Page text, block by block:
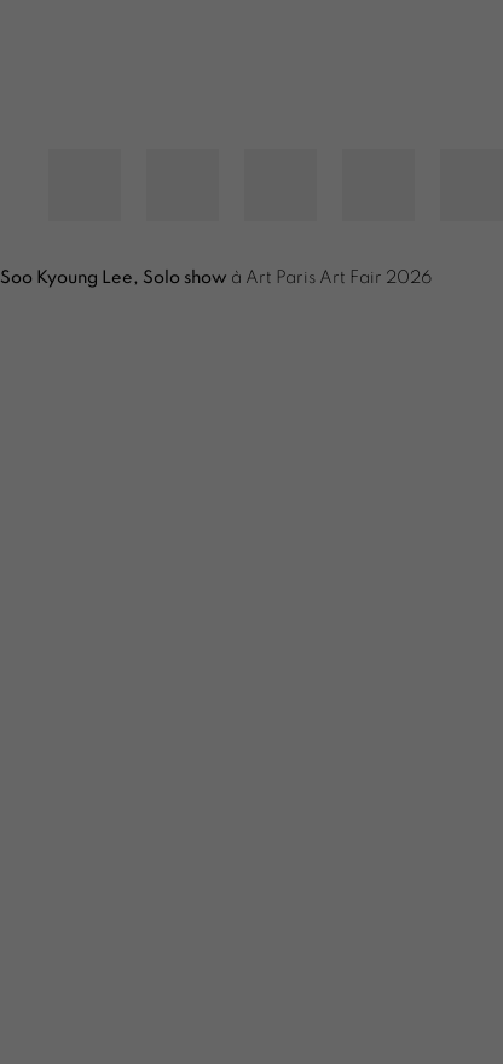
Soo Kyoung Lee, Solo show à Art Paris Art Fair 2026